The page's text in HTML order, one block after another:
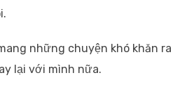
những chuyện khó khăn ra
lại với mình nữa.